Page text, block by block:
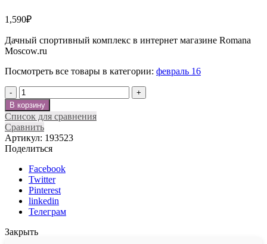
1,590₽
Дачный спортивный комплекс в интернет магазине Romana
Moscow.ru
Посмотреть все товары в категории: февраль 16
Количество
В корзину
Список для сравнения
Сравнить
Артикул: 193523
Поделиться
Facebook
Twitter
Pinterest
linkedin
Телеграм
Закрыть